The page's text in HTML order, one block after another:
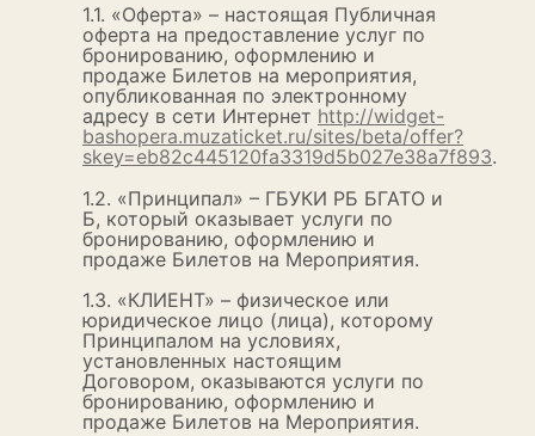
1.1. «Оферта» – настоящая Публичная
оферта на предоставление услуг по
бронированию, оформлению и
продаже Билетов на мероприятия,
опубликованная по электронному
адресу в сети Интернет http://widget-
bashopera.muzaticket.ru/sites/beta/offer?
skey=eb82c445120fa3319d5b027e38a7f893.
1.2. «Принципал» – ГБУКИ РБ БГАТО и
Б, который оказывает услуги по
бронированию, оформлению и
продаже Билетов на Мероприятия.
1.3. «КЛИЕНТ» – физическое или
юридическое лицо (лица), которому
Принципалом на условиях,
установленных настоящим
Договором, оказываются услуги по
бронированию, оформлению и
продаже Билетов на Мероприятия.